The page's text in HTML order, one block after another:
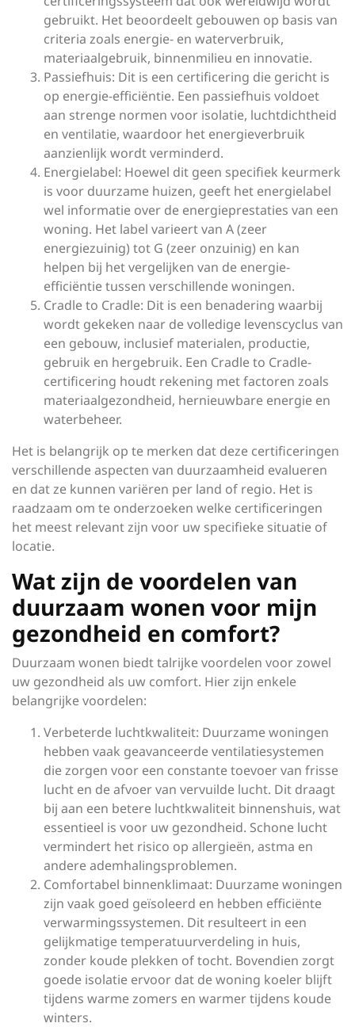
gebruikt. Het beoordeelt gebouwen op basis van
criteria zoals energie- en waterverbruik,
materiaalgebruik, binnenmilieu en innovatie.
Passiefhuis: Dit is een certificering die gericht is
op energie-efficiëntie. Een passiefhuis voldoet
aan strenge normen voor isolatie, luchtdichtheid
en ventilatie, waardoor het energieverbruik
aanzienlijk wordt verminderd.
Energielabel: Hoewel dit geen specifiek keurmerk
is voor duurzame huizen, geeft het energielabel
wel informatie over de energieprestaties van een
woning. Het label varieert van A (zeer
energiezuinig) tot G (zeer onzuinig) en kan
helpen bij het vergelijken van de energie-
efficiëntie tussen verschillende woningen.
Cradle to Cradle: Dit is een benadering waarbij
wordt gekeken naar de volledige levenscyclus van
een gebouw, inclusief materialen, productie,
gebruik en hergebruik. Een Cradle to Cradle-
certificering houdt rekening met factoren zoals
materiaalgezondheid, hernieuwbare energie en
waterbeheer.
Het is belangrijk op te merken dat deze certificeringen
verschillende aspecten van duurzaamheid evalueren
en dat ze kunnen variëren per land of regio. Het is
raadzaam om te onderzoeken welke certificeringen
het meest relevant zijn voor uw specifieke situatie of
locatie.
Wat zijn de voordelen van
duurzaam wonen voor mijn
gezondheid en comfort?
Duurzaam wonen biedt talrijke voordelen voor zowel
uw gezondheid als uw comfort. Hier zijn enkele
belangrijke voordelen:
Verbeterde luchtkwaliteit: Duurzame woningen
hebben vaak geavanceerde ventilatiesystemen
die zorgen voor een constante toevoer van frisse
lucht en de afvoer van vervuilde lucht. Dit draagt
bij aan een betere luchtkwaliteit binnenshuis, wat
essentieel is voor uw gezondheid. Schone lucht
vermindert het risico op allergieën, astma en
andere ademhalingsproblemen.
Comfortabel binnenklimaat: Duurzame woningen
zijn vaak goed geïsoleerd en hebben efficiënte
verwarmingssystemen. Dit resulteert in een
gelijkmatige temperatuurverdeling in huis,
zonder koude plekken of tocht. Bovendien zorgt
goede isolatie ervoor dat de woning koeler blijft
tijdens warme zomers en warmer tijdens koude
winters.